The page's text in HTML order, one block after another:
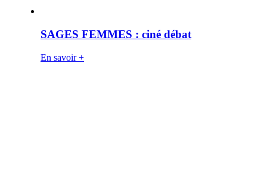
SAGES FEMMES : ciné débat
En savoir +